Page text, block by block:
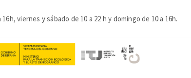
viernes y sábado de 10 a 22 h y domingo de 10 a 16h.